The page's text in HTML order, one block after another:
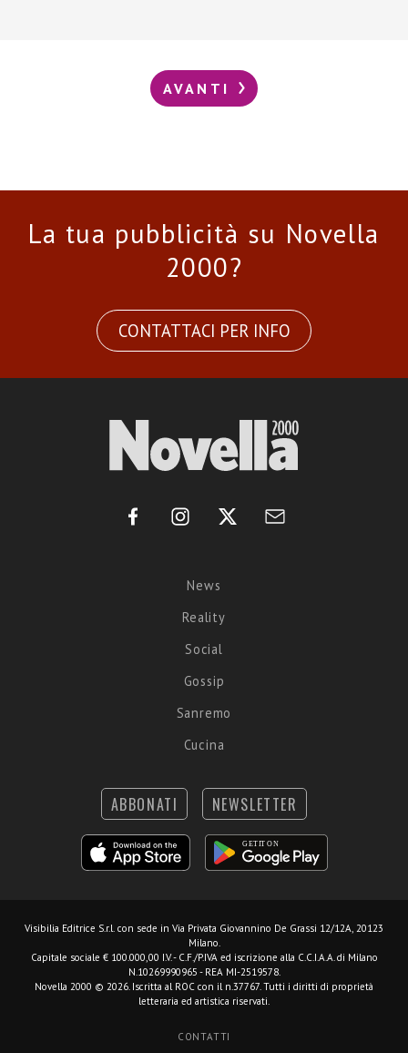
AVANTI
La tua pubblicità su Novella
2000?
CONTATTACI PER INFO
News
Reality
Social
Gossip
Sanremo
Cucina
ABBONATI NEWSLETTER
Visibilia Editrice S.r.l. con sede in Via Privata Giovannino De Grassi 12/12A, 20123
Milano.
Capitale sociale € 100.000,00 I.V. - C.F./P.IVA ed iscrizione alla C.C.I.A.A. di Milano
N.10269990965 - REA MI-2519578.
Novella 2000 © 2026. Iscritta al ROC con il n.37767. Tutti i diritti di proprietà
letteraria ed artistica riservati.
CONTATTI